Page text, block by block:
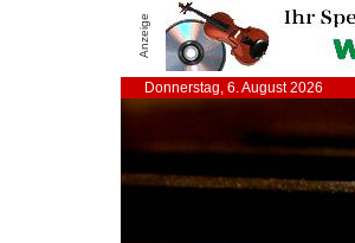
Anzeige
Donnerstag, 6. August 2026